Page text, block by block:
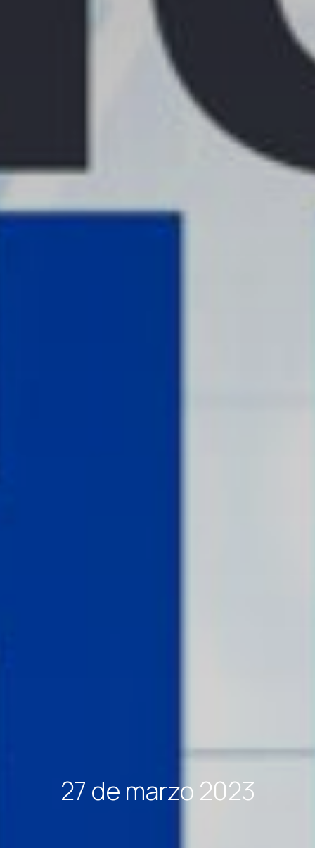
27 de marzo 2023